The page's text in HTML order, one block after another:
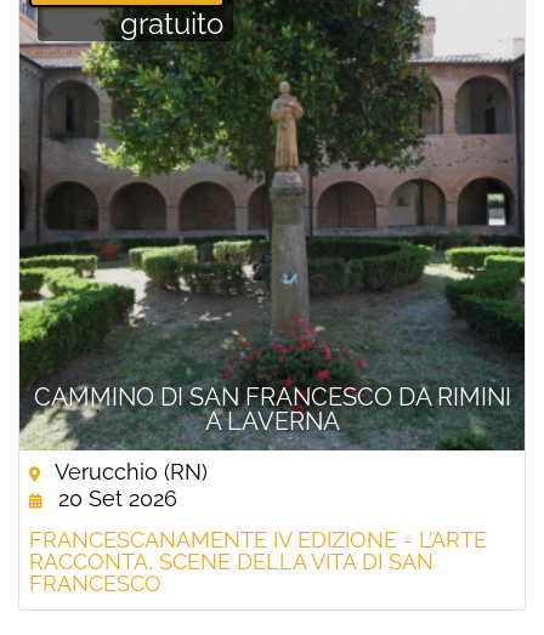
CAMMINO DI SAN FRANCESCO DA RIMINI
A LAVERNA
gratuito
Verucchio (RN)
20 Set 2026
FRANCESCANAMENTE IV EDIZIONE - L’ARTE
RACCONTA, SCENE DELLA VITA DI SAN
FRANCESCO